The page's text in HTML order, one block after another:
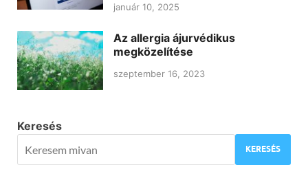
január 10, 2025
Az allergia ájurvédikus
megközelítése
szeptember 16, 2023
Keresés
KERESÉS